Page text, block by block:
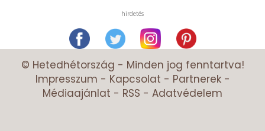
hirdetés
© Hetedhétország - Minden jog fenntartva!
Impresszum - Kapcsolat - Partnerek-
Médiaajánlat - RSS - Adatvédelem